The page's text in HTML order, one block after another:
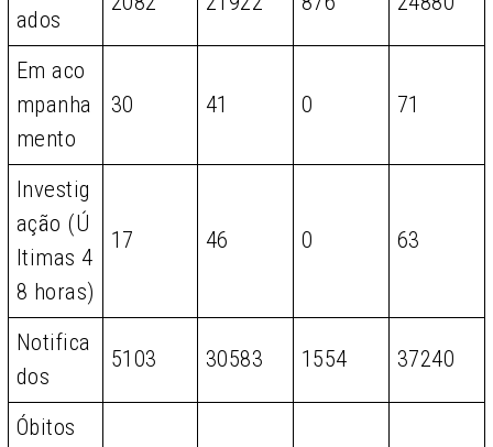
ados
Em aco
mpanha
mento
30 41 0 71
Investig
ação (Ú
ltimas 4
8 horas)
17 46 0 63
Notifica
dos
5103 30583 1554 37240
Óbitos